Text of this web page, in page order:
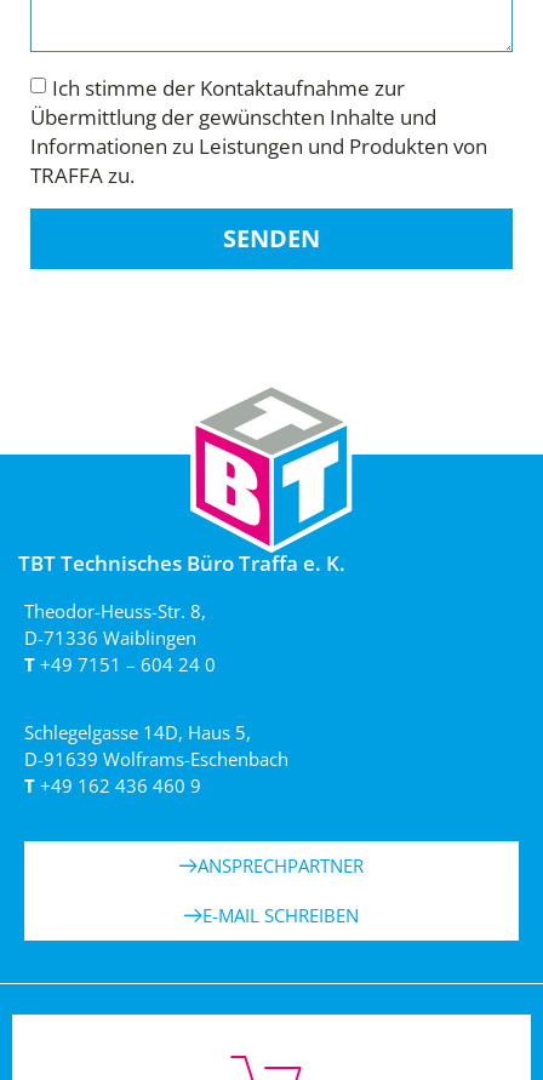
Ich stimme der Kontaktaufnahme zur
Übermittlung der gewünschten Inhalte und
Informationen zu Leistungen und Produkten von
TRAFFA zu.
SENDEN
TBT Technisches Büro Traffa e. K.
Theodor-Heuss-Str. 8,
D-71336 Waiblingen
T +49 7151 – 604 24 0
Schlegelgasse 14D, Haus 5,
D-91639 Wolframs-Eschenbach
T +49 162 436 460 9
ANSPRECHPARTNER
E-MAIL SCHREIBEN